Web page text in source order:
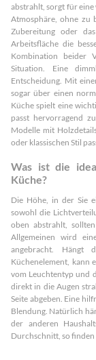
abstrahlt, sorgt für
Atmosphäre, ohne zu
Zubereitung oder
Arbeitsfläche die
Kombination beider
Situation. Eine
Entscheidung. Mit
sogar über einen
Küche spielt eine
passt hervorragend
Modelle mit
oder klassischen Stil
Was ist die
Küche?
Die Höhe, in der Sie
sowohl die
oben abstrahlt,
Allgemeinen wird
angebracht. Hängt
Küchenelement, kann
vom Leuchtentyp und
direkt in die Augen
Seite abgeben. Eine
Blendung. Natürlich
der anderen
Durchschnitt, so finden